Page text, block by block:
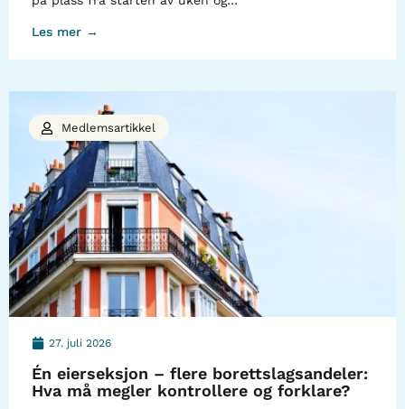
Les mer →
27. juli 2026
Én eierseksjon – flere borettslagsandeler:
Hva må megler kontrollere og forklare?
Medlemsartikkel